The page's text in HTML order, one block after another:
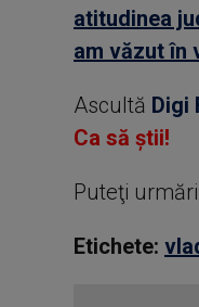
atitudinea
am văzut în
Ascultă Digi
Ca să știi!
Puteţi urmări
Etichete: